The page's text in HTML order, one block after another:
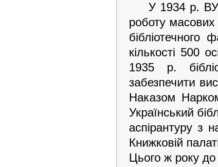
У 1934 р.
роботу
кількості
1935 р.
забезпечити
Наказом
Український
аспірантуру з
Книжковій
Цього ж року до